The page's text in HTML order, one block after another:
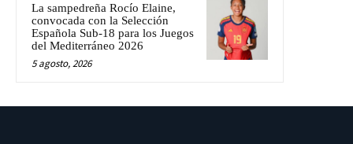
La sampedreña Rocío Elaine,
convocada con la Selección
Española Sub-18 para los Juegos
del Mediterráneo 2026
5 agosto, 2026